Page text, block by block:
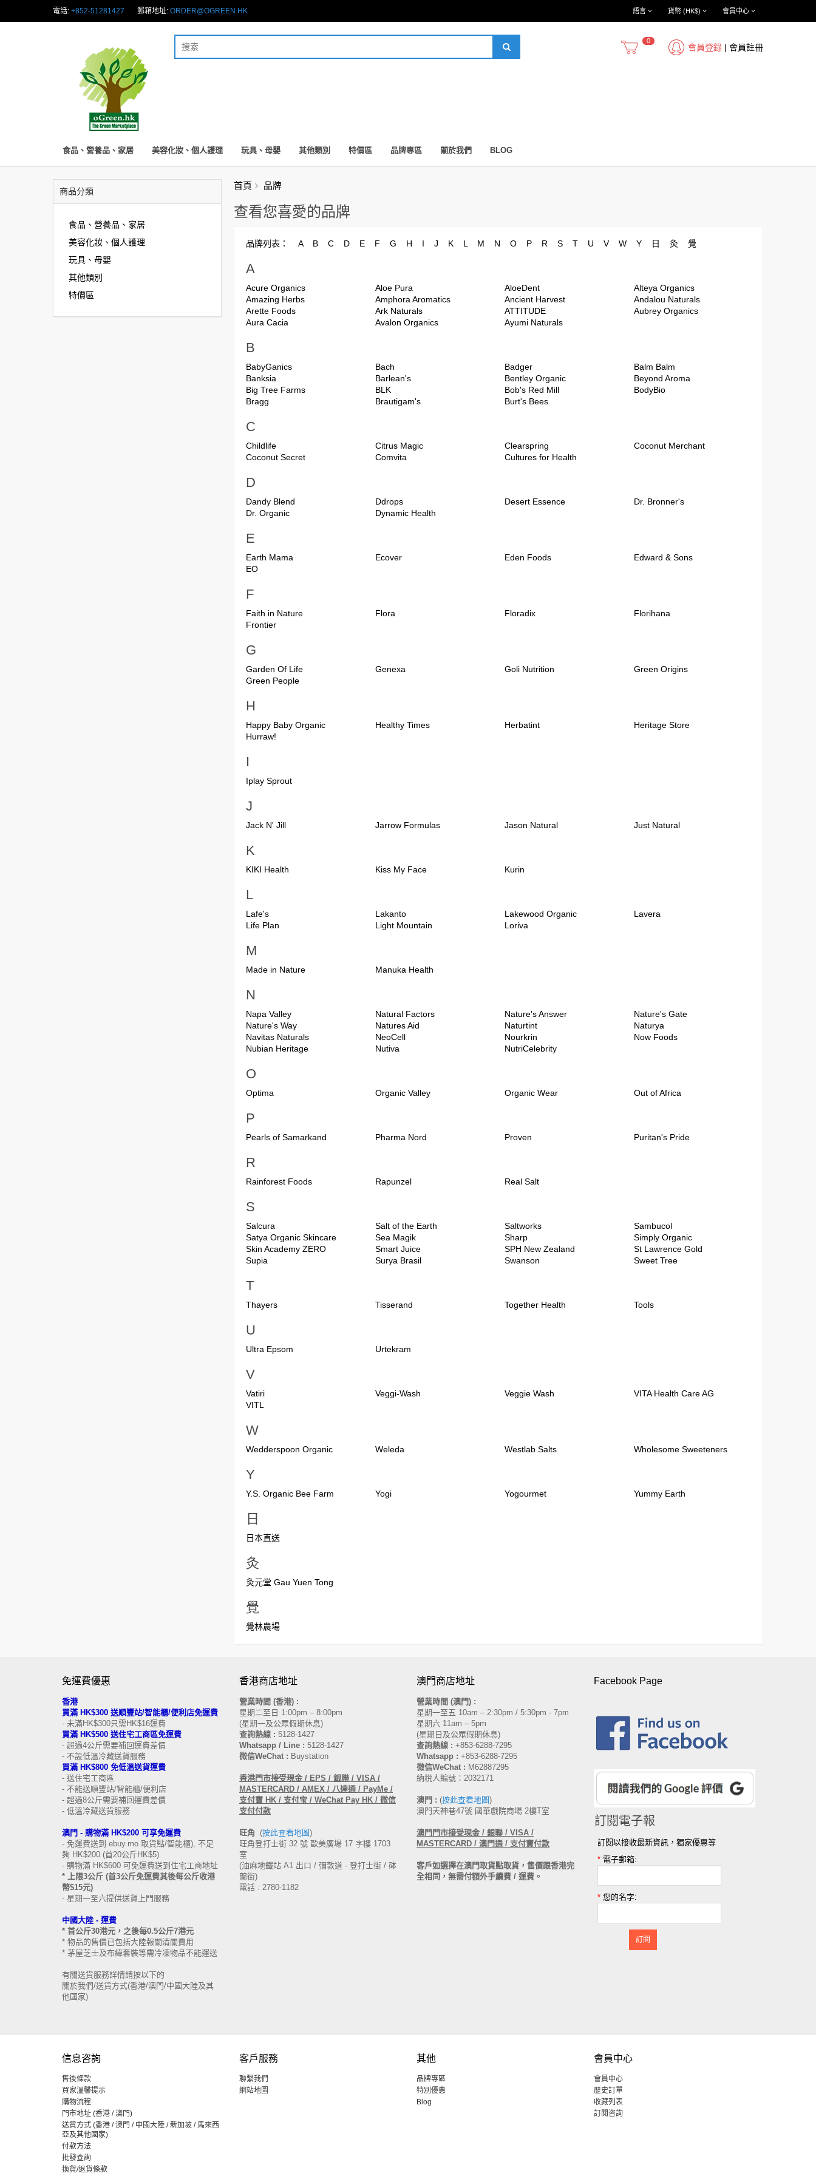
電話: +852-51281427 郵箱地址: ORDER@OGREEN.HK 會員中心
貨幣 (HK$)
語言
會員登錄 | 會員註冊
0
食品、營養品、家居 美容化妝、個人護理 玩具、母嬰 其他類別 特價區 品牌專區 關於我們 BLOG
商品分類
食品、營養品、家居
美容化妝、個人護理
玩具、母嬰
其他類別
特價區
首頁 品牌
查看您喜愛的品牌
品牌列表： A B C D E F G H I J K L M N O P R S T U V W Y 日 灸 覺
A
Acure Organics Aloe Pura AloeDent
Alteya Organics
Amazing Herbs
Amphora Aromatics Ancient Harvest
Andalou Naturals
Arette Foods
Ark Naturals ATTITUDE
Aubrey Organics
Aura Cacia
Avalon Organics Ayumi Naturals
B
BabyGanics Bach Badger
Balm Balm
Banksia
Barlean's Bentley Organic
Beyond Aroma
Big Tree Farms
BLK Bob's Red Mill
BodyBio
Bragg
Brautigam's Burt's Bees
C
Childlife Citrus Magic Clearspring
Coconut Merchant
Coconut Secret
Comvita Cultures for Health
D
Dandy Blend Ddrops Desert Essence
Dr. Bronner's
Dr. Organic
Dynamic Health
E
Earth Mama Ecover Eden Foods
Edward & Sons
EO
F
Faith in Nature Flora Floradix
Florihana
Frontier
G
Garden Of Life Genexa Goli Nutrition
Green Origins
Green People
H
Happy Baby Organic Healthy Times Herbatint
Heritage Store
Hurraw!
I
Iplay Sprout
J
Jack N' Jill Jarrow Formulas Jason Natural Just Natural
K
KIKI Health Kiss My Face Kurin
L
Lafe's Lakanto Lakewood Organic
Lavera
Life Plan
Light Mountain Loriva
M
Made in Nature Manuka Health
N
Napa Valley Natural Factors Nature's Answer
Nature's Gate
Nature's Way
Natures Aid Naturtint
Naturya
Navitas Naturals
NeoCell Nourkrin
Now Foods
Nubian Heritage
Nutiva NutriCelebrity
O
Optima Organic Valley Organic Wear Out of Africa
P
Pearls of Samarkand Pharma Nord Proven Puritan's Pride
R
Rainforest Foods Rapunzel Real Salt
S
Salcura Salt of the Earth Saltworks
Sambucol
Satya Organic Skincare
Sea Magik Sharp
Simply Organic
Skin Academy ZERO
Smart Juice SPH New Zealand
St Lawrence Gold
Supia
Surya Brasil Swanson Sweet Tree
T
Thayers Tisserand Together Health Tools
U
Ultra Epsom Urtekram
V
Vatiri Veggi-Wash Veggie Wash
VITA Health Care AG
VITL
W
Wedderspoon Organic Weleda Westlab Salts Wholesome Sweeteners
Y
Y.S. Organic Bee Farm Yogi Yogourmet Yummy Earth
日
日本直送
灸
灸元堂 Gau Yuen Tong
覺
覺林農場
免運費優惠
香港
買滿 HK$300 送順豐站/智能櫃/便利店免運費
- 未滿HK$300只需HK$16運費
買滿 HK$500 送住宅工商區免運費
- 超過4公斤需要補回運費差價
- 不設低溫冷藏送貨服務
買滿 HK$800 免低溫送貨運費
- 送住宅工商區
- 不能送順豐站/智能櫃/便利店
- 超過8公斤需要補回運費差價
- 低溫冷藏送貨服務
澳門 - 購物滿 HK$200 可享免運費
- 免運費送到 ebuy.mo 取貨點/智能櫃), 不足
夠 HK$200 (首20公斤HK$5)
- 購物滿 HK$600 可免運費送到住宅工商地址
* 上限3公斤 (首3公斤免運費其後每公斤收港
幣$15元)
- 星期一至六提供送貨上門服務
中國大陸 - 運費
* 首公斤30港元，之後每0.5公斤7港元
* 物品的售價已包括大陸報關清關費用
* 茅屋芝士及布緯套裝等需冷凍物品不能運送
有關送貨服務詳情請按以下的
關於我們/送貨方式(香港/澳門/中國大陸及其
他國家)
香港商店地址
營業時間 (香港) :
星期二至日 1:00pm – 8:00pm
(星期一及公眾假期休息)
查詢熱線 : 5128-1427
Whatsapp / Line : 5128-1427
微信WeChat : Buystation
香港門市接受現金 / EPS / 銀聯 / VISA /
MASTERCARD / AMEX / 八達通 / PayMe /
支付寶 HK / 支付宝 / WeChat Pay HK / 微信
支付付款
旺角 (按此查看地圖)
旺角登打士街 32 號 歐美廣場 17 字樓 1703
室
(油麻地鐵站 A1 出口 / 彌敦道 - 登打士街 / 砵
蘭街)
電話 : 2780-1182
澳門商店地址
營業時間 (澳門) :
星期一至五 10am – 2:30pm / 5:30pm - 7pm
星期六 11am – 5pm
(星期日及公眾假期休息)
查詢熱線 : +853-6288-7295
Whatsapp : +853-6288-7295
微信WeChat : M62887295
納稅人編號：2032171
澳門 : (按此查看地圖)
澳門天神巷47號 國華戲院商場 2樓T室
澳門 門市接受現金 / 銀聯 / VISA /
MASTERCARD / 澳門通 / 支付寶付款
客戶如選擇在澳門取貨點取貨，售價跟香港完
全相同，無需付額外手續費 / 運費。
Facebook Page
訂閱電子報
訂閱以接收最新資訊，獨家優惠等
* 電子郵箱:
* 您的名字:
訂閱
信息咨詢
售後條款
買家溫馨提示
購物流程
門市地址 (香港 / 澳門)
送貨方式 (香港 / 澳門 / 中國大陸 / 新加坡 / 馬來西
亞及其他國家)
付款方法
批發查詢
換貨/退貨條款
客戶服務
聯繫我們
網站地圖
其他
品牌專區
特別優惠
Blog
會員中心
會員中心
歷史訂單
收藏列表
訂閱咨詢